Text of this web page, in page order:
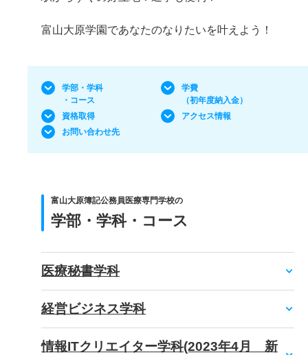
富山大原学園であなたのなりたいを叶えよう！
学部・学科
・コース
学費
（初年度納入金）
資格取得
アクセス情報
お問い合わせ先
富山大原簿記公務員医療専門学校の
学部・学科・コース
医療秘書学科
経営ビジネス学科
情報ITクリエイター学科(2023年4月 新